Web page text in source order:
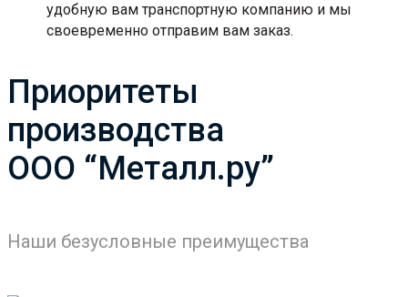
удобную вам транспортную компанию и мы
своевременно отправим вам заказ.
Приоритеты
производства
ООО “Металл.ру”
Наши безусловные преимущества